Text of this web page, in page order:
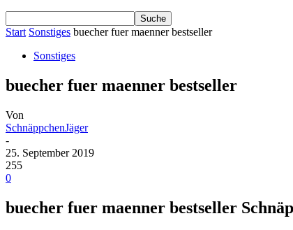
Start Sonstiges buecher fuer maenner bestseller
Sonstiges
buecher fuer maenner bestseller
Von
SchnäppchenJäger
-
25. September 2019
255
0
buecher fuer maenner bestseller